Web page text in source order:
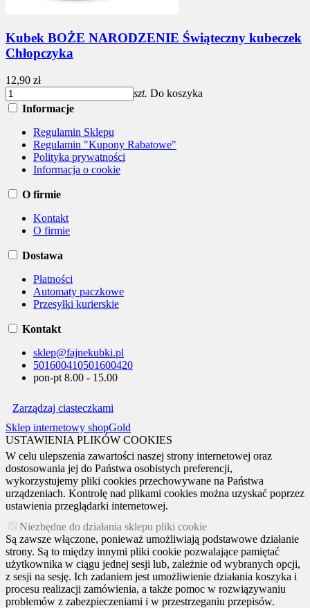
Kubek BOŻE NARODZENIE Świąteczny kubeczek
Chłopczyka
12,90 zł
szt. Do koszyka
Informacje
Regulamin Sklepu
Regulamin "Kupony Rabatowe"
Polityka prywatności
Informacja o cookie
O firmie
Kontakt
O firmie
Dostawa
Płatności
Automaty paczkowe
Przesyłki kurierskie
Kontakt
sklep@fajnekubki.pl
501600410501600420
pon-pt 8.00 - 15.00
Zarządzaj ciasteczkami
Sklep internetowy shopGold
USTAWIENIA PLIKÓW COOKIES
W celu ulepszenia zawartości naszej strony internetowej oraz
dostosowania jej do Państwa osobistych preferencji,
wykorzystujemy pliki cookies przechowywane na Państwa
urządzeniach. Kontrolę nad plikami cookies można uzyskać poprzez
ustawienia przeglądarki internetowej.
Niezbędne do działania sklepu pliki cookie
Są zawsze włączone, ponieważ umożliwiają podstawowe działanie
strony. Są to między innymi pliki cookie pozwalające pamiętać
użytkownika w ciągu jednej sesji lub, zależnie od wybranych opcji,
z sesji na sesję. Ich zadaniem jest umożliwienie działania koszyka i
procesu realizacji zamówienia, a także pomoc w rozwiązywaniu
problemów z zabezpieczeniami i w przestrzeganiu przepisów.